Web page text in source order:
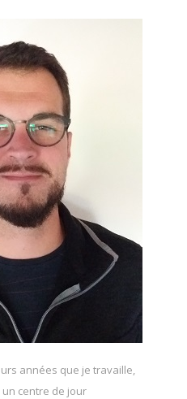
années que je travaille,
centre de jour